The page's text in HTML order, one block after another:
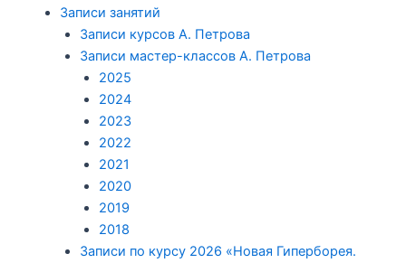
Записи занятий
Записи курсов А. Петрова
Записи мастер-классов А. Петрова
2025
2024
2023
2022
2021
2020
2019
2018
Записи по курсу 2026 «Новая Гиперборея.